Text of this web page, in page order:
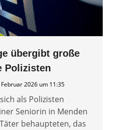
übergibt große
Polizisten
Februar 2026 um 11:35
als Polizisten
Seniorin in Menden
behaupteten, das